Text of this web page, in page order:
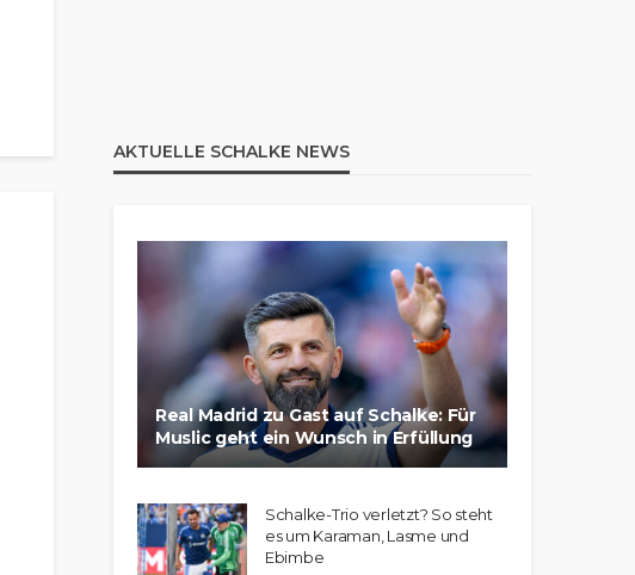
AKTUELLE SCHALKE NEWS
Real Madrid zu Gast auf Schalke: Für
Muslic geht ein Wunsch in Erfüllung
Schalke-Trio verletzt? So steht
es um Karaman, Lasme und
Ebimbe